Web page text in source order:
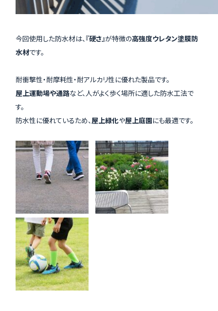
今回使用した防水材は、『硬さ』が特徴の高強度ウレタン塗膜防
水材です。
耐衝撃性・耐摩耗性・耐アルカリ性に優れた製品です。
屋上運動場や通路など、人がよく歩く場所に適した防水工法で
す。
防水性に優れているため、屋上緑化や屋上庭園にも最適です。